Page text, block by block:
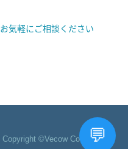
お気軽にご相談ください
Copyright ©Vecow Co., Ltd.